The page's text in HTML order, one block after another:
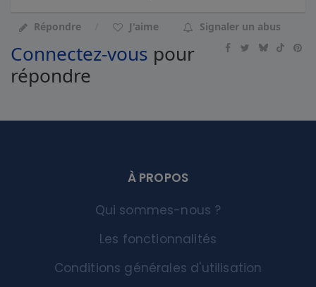
Répondre J'aime Signaler un abus
Connectez-vous pour
répondre
À PROPOS
Qui sommes-nous ?
Les fonctionnalités
Conditions générales d'utilisation